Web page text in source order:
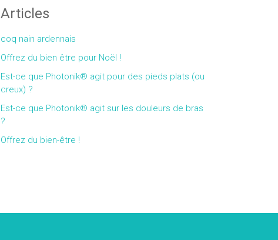
Articles
coq nain ardennais
Offrez du bien être pour Noël !
Est-ce que Photonik® agit pour des pieds plats (ou
creux) ?
Est-ce que Photonik® agit sur les douleurs de bras
?
Offrez du bien-être !